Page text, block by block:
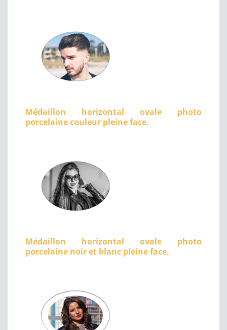
Médaillon horizontal ovale photo
porcelaine couleur pleine face.
Médaillon horizontal ovale photo
porcelaine noir et blanc pleine face.